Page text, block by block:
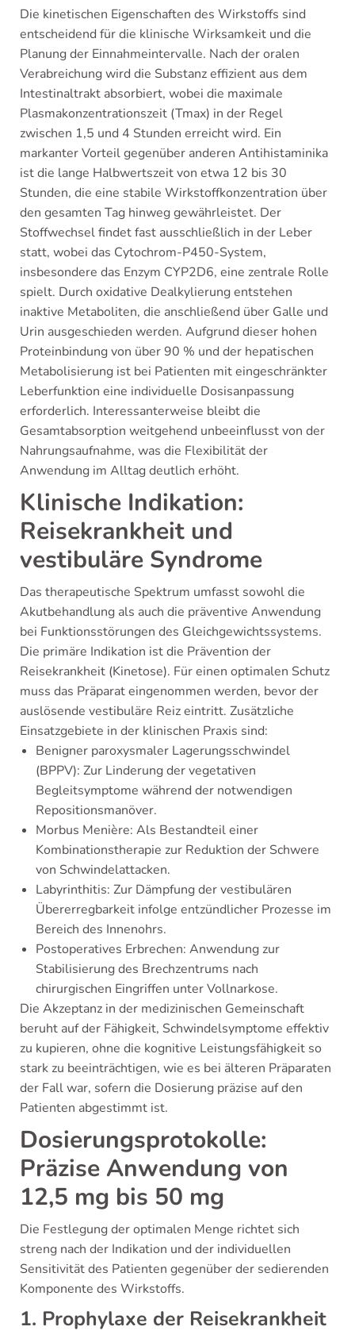
Die kinetischen Eigenschaften des Wirkstoffs sind
entscheidend für die klinische Wirksamkeit und die
Planung der Einnahmeintervalle. Nach der oralen
Verabreichung wird die Substanz effizient aus dem
Intestinaltrakt absorbiert, wobei die maximale
Plasmakonzentrationszeit (Tmax) in der Regel
zwischen 1,5 und 4 Stunden erreicht wird. Ein
markanter Vorteil gegenüber anderen Antihistaminika
ist die lange Halbwertszeit von etwa 12 bis 30
Stunden, die eine stabile Wirkstoffkonzentration über
den gesamten Tag hinweg gewährleistet. Der
Stoffwechsel findet fast ausschließlich in der Leber
statt, wobei das Cytochrom-P450-System,
insbesondere das Enzym CYP2D6, eine zentrale Rolle
spielt. Durch oxidative Dealkylierung entstehen
inaktive Metaboliten, die anschließend über Galle und
Urin ausgeschieden werden. Aufgrund dieser hohen
Proteinbindung von über 90 % und der hepatischen
Metabolisierung ist bei Patienten mit eingeschränkter
Leberfunktion eine individuelle Dosisanpassung
erforderlich. Interessanterweise bleibt die
Gesamtabsorption weitgehend unbeeinflusst von der
Nahrungsaufnahme, was die Flexibilität der
Anwendung im Alltag deutlich erhöht.
Klinische Indikation:
Reisekrankheit und
vestibuläre Syndrome
Das therapeutische Spektrum umfasst sowohl die
Akutbehandlung als auch die präventive Anwendung
bei Funktionsstörungen des Gleichgewichtssystems.
Die primäre Indikation ist die Prävention der
Reisekrankheit (Kinetose). Für einen optimalen Schutz
muss das Präparat eingenommen werden, bevor der
auslösende vestibuläre Reiz eintritt. Zusätzliche
Einsatzgebiete in der klinischen Praxis sind:
Benigner paroxysmaler Lagerungsschwindel
(BPPV): Zur Linderung der vegetativen
Begleitsymptome während der notwendigen
Repositionsmanöver.
Morbus Menière: Als Bestandteil einer
Kombinationstherapie zur Reduktion der Schwere
von Schwindelattacken.
Labyrinthitis: Zur Dämpfung der vestibulären
Übererregbarkeit infolge entzündlicher Prozesse im
Bereich des Innenohrs.
Postoperatives Erbrechen: Anwendung zur
Stabilisierung des Brechzentrums nach
chirurgischen Eingriffen unter Vollnarkose.
Die Akzeptanz in der medizinischen Gemeinschaft
beruht auf der Fähigkeit, Schwindelsymptome effektiv
zu kupieren, ohne die kognitive Leistungsfähigkeit so
stark zu beeinträchtigen, wie es bei älteren Präparaten
der Fall war, sofern die Dosierung präzise auf den
Patienten abgestimmt ist.
Dosierungsprotokolle:
Präzise Anwendung von
12,5 mg bis 50 mg
Die Festlegung der optimalen Menge richtet sich
streng nach der Indikation und der individuellen
Sensitivität des Patienten gegenüber der sedierenden
Komponente des Wirkstoffs.
1. Prophylaxe der Reisekrankheit